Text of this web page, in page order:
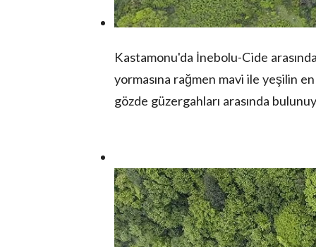
Kastamonu'da İnebolu-Cide
yormasına rağmen mavi ile yeşilin
gözde güzergahları arasında